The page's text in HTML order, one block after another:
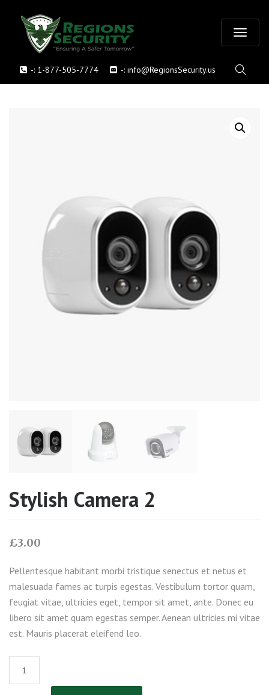
-: 1-877-505-7774 -: info@RegionsSecurity.us o
g
Stylish Camera 2
£3.00
Pellentesque habitant morbi tristique senectus et netus et
malesuada fames ac turpis egestas. Vestibulum tortor quam,
feugiat vitae, ultricies eget, tempor sit amet, ante. Donec eu
libero sit amet quam egestas semper. Aenean ultricies mi vitae
est. Mauris placerat eleifend leo.